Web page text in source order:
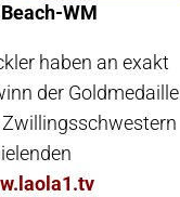
WM
haben an exakt
der Goldmedaille